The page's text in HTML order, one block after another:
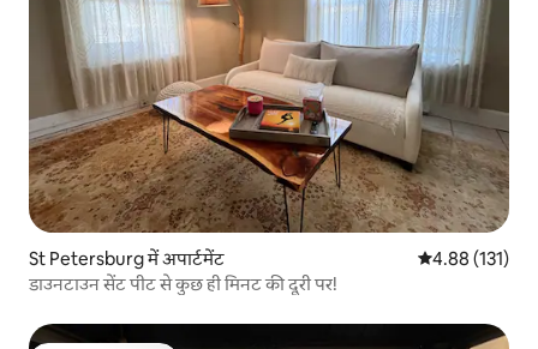
St Petersburg में अपार्टमेंट औसत रेटिंग 5 में से
4.88 (131)
डाउनटाउन सेंट पीट से कुछ ही मिनट की दूरी पर!